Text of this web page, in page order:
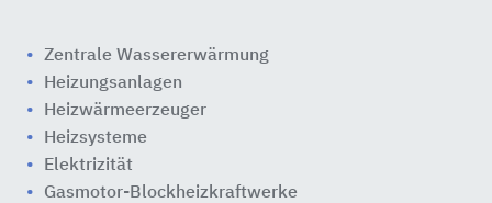
Zentrale Wassererwärmung
Heizungsanlagen
Heizwärmeerzeuger
Heizsysteme
Elektrizität
Gasmotor-Blockheizkraftwerke